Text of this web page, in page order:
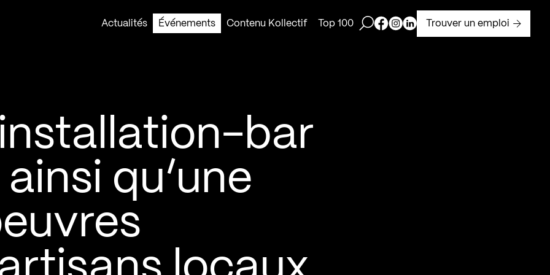
Actualités
Événements Contenu Kollectif Top 100 Ouvrir la barre de recherche
Page Facebook de Kollectif
Page Instagram de Kollectif
Page Linkedin de Kollectif
Trouver un emploi
bar
qu’une